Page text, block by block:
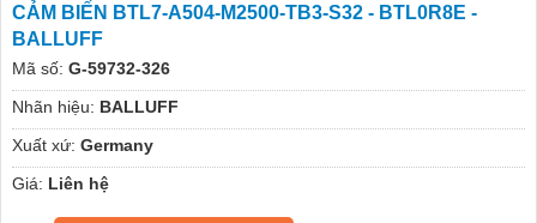
CẢM BIẾN BTL7-A504-M2500-TB3-S32 - BTL0R8E -
BALLUFF
Mã số: G-59732-326
Nhãn hiệu: BALLUFF
Xuất xứ: Germany
Giá: Liên hệ